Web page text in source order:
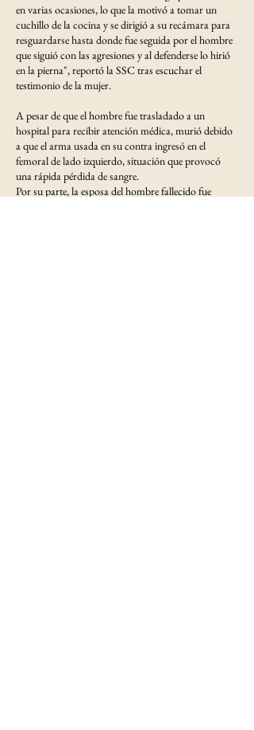
en varias ocasiones, lo que la motivó a tomar un
cuchillo de la cocina y se dirigió a su recámara para
resguardarse hasta donde fue seguida por el hombre
que siguió con las agresiones y al defenderse lo hirió
en la pierna", reportó la SSC tras escuchar el
testimonio de la mujer.
A pesar de que el hombre fue trasladado a un
hospital para recibir atención médica, murió debido
a que el arma usada en su contra ingresó en el
femoral de lado izquierdo, situación que provocó
una rápida pérdida de sangre.
Por su parte, la esposa del hombre fallecido fue